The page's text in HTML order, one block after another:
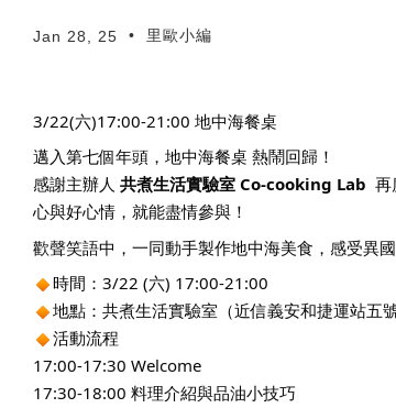
Jan 28, 25 • 里歐小編
3/22(六)17:00-21:00 地中海餐桌
邁入第七個年頭，地中海餐桌 熱鬧回歸！
感謝主辦人 共煮生活實驗室 Co-cooking Lab 再
心與好心情，就能盡情參與！
歡聲笑語中，一同動手製作地中海美食，感受異
時間：3/22 (六) 17:00-21:00
地點：共煮生活實驗室（近信義安和捷運站五號
活動流程
17:00-17:30 Welcome
17:30-18:00 料理介紹與品油小技巧